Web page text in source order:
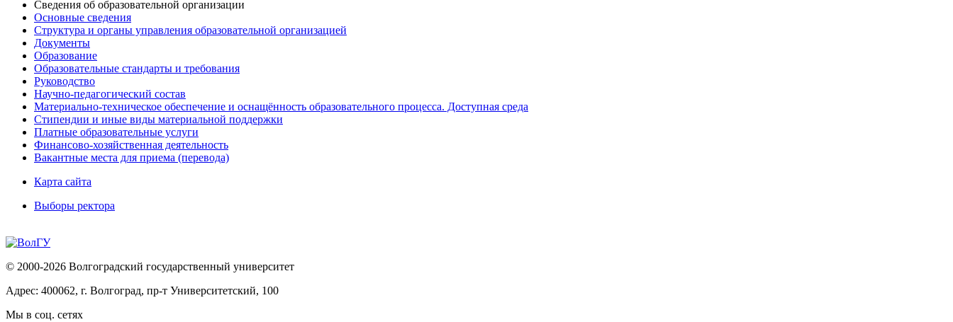
Сведения об образовательной организации
Основные сведения
Структура и органы управления образовательной организацией
Документы
Образование
Образовательные стандарты и требования
Руководство
Научно-педагогический состав
Материально-техническое обеспечение и оснащённость образовательного процесса. Доступная среда
Стипендии и иные виды материальной поддержки
Платные образовательные услуги
Финансово-хозяйственная деятельность
Вакантные места для приема (перевода)
Карта сайта
Выборы ректора
© 2000-2026 Волгоградский государственный университет
Адрес: 400062, г. Волгоград, пр-т Университетский, 100
Мы в соц. сетях